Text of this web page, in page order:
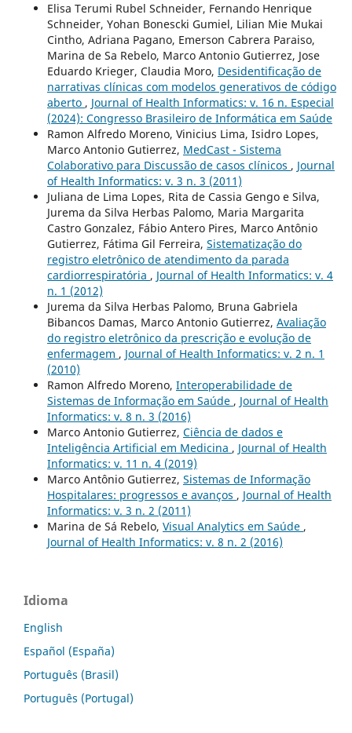
Elisa Terumi Rubel Schneider, Fernando Henrique
Schneider, Yohan Bonescki Gumiel, Lilian Mie Mukai
Cintho, Adriana Pagano, Emerson Cabrera Paraiso,
Marina de Sa Rebelo, Marco Antonio Gutierrez, Jose
Eduardo Krieger, Claudia Moro, Desidentificação de
narrativas clínicas com modelos generativos de código
aberto , Journal of Health Informatics: v. 16 n. Especial
(2024): Congresso Brasileiro de Informática em Saúde
Ramon Alfredo Moreno, Vinicius Lima, Isidro Lopes,
Marco Antonio Gutierrez, MedCast - Sistema
Colaborativo para Discussão de casos clínicos , Journal
of Health Informatics: v. 3 n. 3 (2011)
Juliana de Lima Lopes, Rita de Cassia Gengo e Silva,
Jurema da Silva Herbas Palomo, Maria Margarita
Castro Gonzalez, Fábio Antero Pires, Marco Antônio
Gutierrez, Fátima Gil Ferreira, Sistematização do
registro eletrônico de atendimento da parada
cardiorrespiratória , Journal of Health Informatics: v. 4
n. 1 (2012)
Jurema da Silva Herbas Palomo, Bruna Gabriela
Bibancos Damas, Marco Antonio Gutierrez, Avaliação
do registro eletrônico da prescrição e evolução de
enfermagem , Journal of Health Informatics: v. 2 n. 1
(2010)
Ramon Alfredo Moreno, Interoperabilidade de
Sistemas de Informação em Saúde , Journal of Health
Informatics: v. 8 n. 3 (2016)
Marco Antonio Gutierrez, Ciência de dados e
Inteligência Artificial em Medicina , Journal of Health
Informatics: v. 11 n. 4 (2019)
Marco Antônio Gutierrez, Sistemas de Informação
Hospitalares: progressos e avanços , Journal of Health
Informatics: v. 3 n. 2 (2011)
Marina de Sá Rebelo, Visual Analytics em Saúde ,
Journal of Health Informatics: v. 8 n. 2 (2016)
Idioma
English
Español (España)
Português (Brasil)
Português (Portugal)